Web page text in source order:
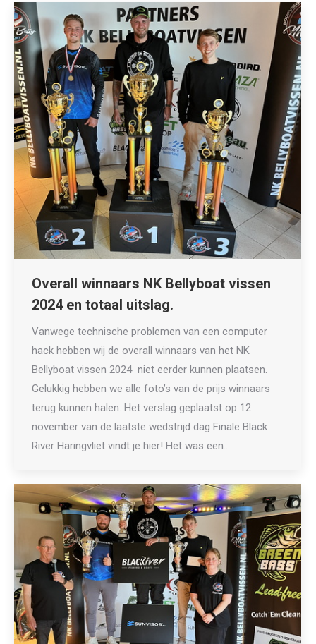
Overall winnaars NK Bellyboat vissen
2024 en totaal uitslag.
Vanwege technische problemen van een computer
hack hebben wij de overall winnaars van het NK
Bellyboat vissen 2024 niet eerder kunnen plaatsen.
Gelukkig hebben we alle foto’s van de prijs winnaars
terug kunnen halen. Het verslag geplaatst op 12
november van de laatste wedstrijd dag Finale Black
River Haringvliet vindt je hier! Het was een…